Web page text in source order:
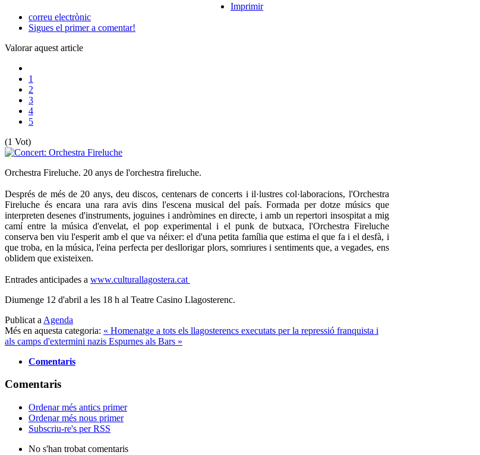
Imprimir
correu electrònic
Sigues el primer a comentar!
Valorar aquest article
1
2
3
4
5
(1 Vot)
Orchestra Fireluche. 20 anys de l'orchestra fireluche.
Després de més de 20 anys, deu discos, centenars de concerts i il·lustres col·laboracions, l'Orchestra
Fireluche és encara una rara avis dins l'escena musical del país. Formada per dotze músics que
interpreten desenes d'instruments, joguines i andròmines en directe, i amb un repertori insospitat a mig
camí entre la música d'envelat, el pop experimental i el punk de butxaca, l'Orchestra Fireluche
conserva ben viu l'esperit amb el que va néixer: el d'una petita família que estima el que fa i el desfà, i
que troba, en la música, l'eina perfecta per desllorigar plors, somriures i sentiments que, a vegades, ens
oblidem que existeixen.
Entrades anticipades a www.culturallagostera.cat
Diumenge 12 d'abril a les 18 h al Teatre Casino Llagosterenc.
Publicat a Agenda
Més en aquesta categoria: « Homenatge a tots els llagosterencs executats per la repressió franquista i
als camps d'extermini nazis Espurnes als Bars »
Comentaris
Comentaris
Ordenar més antics primer
Ordenar més nous primer
Subscriu-re's per RSS
No s'han trobat comentaris